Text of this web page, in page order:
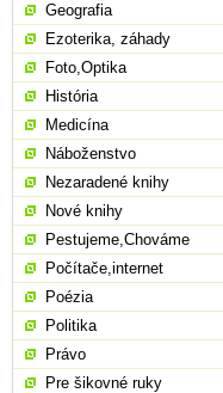
Geografia
Ezoterika, záhady
Foto,Optika
História
Medicína
Náboženstvo
Nezaradené knihy
Nové knihy
Pestujeme,Chováme
Počítače,internet
Poézia
Politika
Právo
Pre šikovné ruky